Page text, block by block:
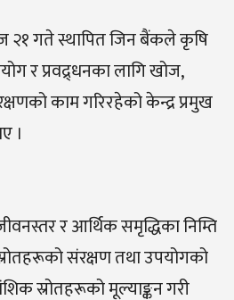
२१ गते स्थापित जिन बैंकले कृषि
र प्रवद्र्धनका लागि खोज,
काम गरिरहेको केन्द्र प्रमुख
।
र आर्थिक समृद्धिका निम्ति
संरक्षण तथा उपयोगको
स्रोतहरूको मूल्याङ्कन गरी